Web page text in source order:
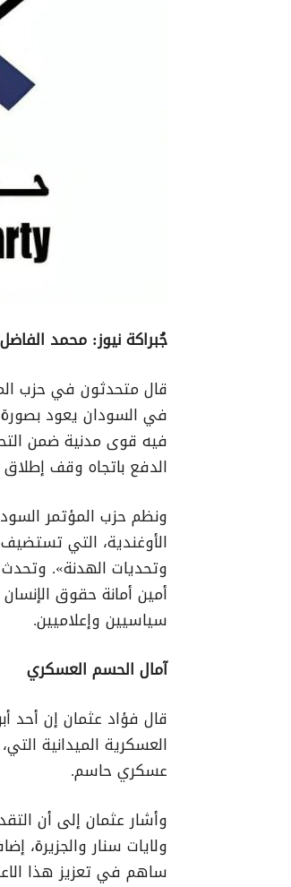
جُبراكة نيوز: محمد الفاضل
قال متحدثون في حزب
في السودان يعود
فيه قوى مدنية ضمن
الدفع باتجاه وقف إطلاق
الأوغندية، التي
وتحديات الهدنة».
أمين أمانة حقوق
سياسيين وإعلاميين.
آمال الحسم العسكري
قال فؤاد عثمان إن أحد
العسكرية الميدانية
عسكري حاسم.
وأشار عثمان إلى أن
ولايات سنار
ساهم في تعزيز هذا